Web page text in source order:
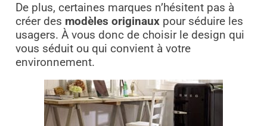
De plus, certaines marques n’hésitent pas à
créer des modèles originauxpour séduire les
usagers. À vous donc de choisir le design qui
vous séduit ou qui convient à votre
environnement.